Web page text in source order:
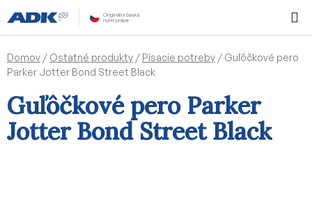
na
obsah
KOŠÍK
Domov / Ostatné produkty / Písacie potreby / Guľôčkové pero
Parker Jotter Bond Street Black
Guľôčkové pero Parker
Jotter Bond Street Black